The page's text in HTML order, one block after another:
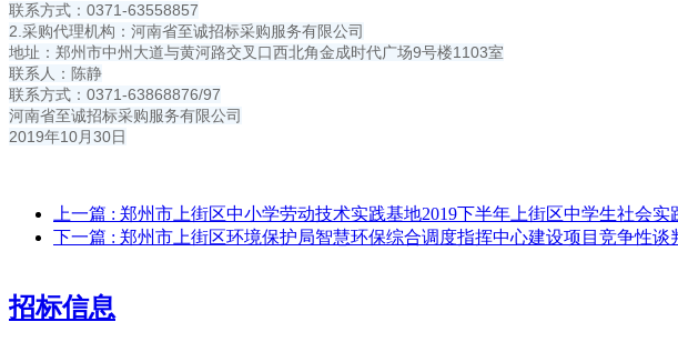
联系方式：0371-63558857
2.采购代理机构：河南省至诚招标采购服务有限公司
地址：郑州市中州大道与黄河路交叉口西北角金成时代广场9号楼1103室
联系人：陈静
联系方式：0371-63868876/97
河南省至诚招标采购服务有限公司
2019年10月30日
上一篇 : 郑州市上街区中小学劳动技术实践基地2019下半年上街区中学生社会
下一篇 : 郑州市上街区环境保护局智慧环保综合调度指挥中心建设项目竞争性谈
招标信息